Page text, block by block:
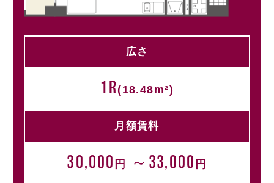
広さ
1R(18.48m²)
月額賃料
30,000 円 ～33,000 円